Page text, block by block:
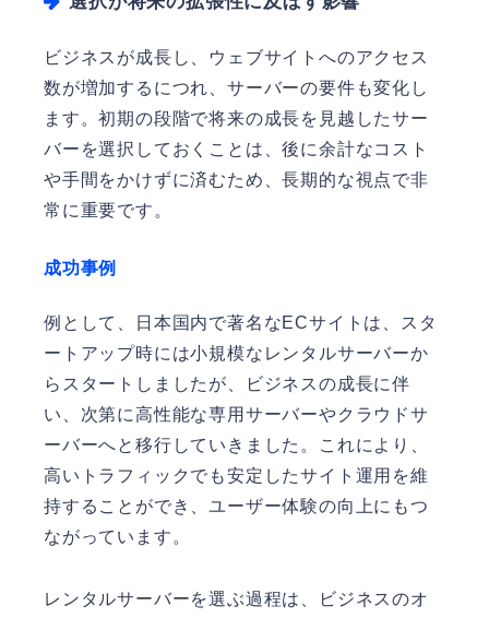
ビジネスが成長し、ウェブサイトへのアクセス
数が増加するにつれ、サーバーの要件も変化し
ます。初期の段階で将来の成長を見越したサー
バーを選択しておくことは、後に余計なコスト
や手間をかけずに済むため、長期的な視点で非
常に重要です。
成功事例
例として、日本国内で著名なECサイトは、スタ
ートアップ時には小規模なレンタルサーバーか
らスタートしましたが、ビジネスの成長に伴
い、次第に高性能な専用サーバーやクラウドサ
ーバーへと移行していきました。これにより、
高いトラフィックでも安定したサイト運用を維
持することができ、ユーザー体験の向上にもつ
ながっています。
レンタルサーバーを選ぶ過程は、ビジネスのオ